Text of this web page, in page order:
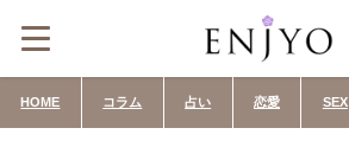
HOME コラム 占い 恋愛 SEX